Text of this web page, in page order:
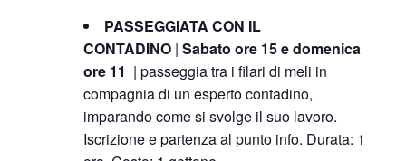
PASSEGGIATA CON IL
CONTADINO | Sabato ore 15 e domenica
ore 11 | passeggia tra i filari di meli in
compagnia di un esperto contadino,
imparando come si svolge il suo lavoro.
Iscrizione e partenza al punto info. Durata: 1